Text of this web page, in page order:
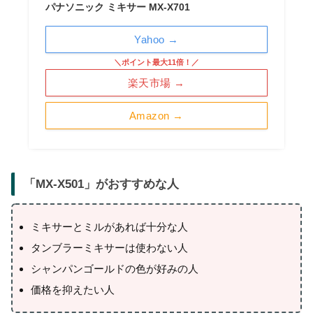
パナソニック ミキサー MX-X701
Amazon →
＼ポイント最大11倍！／
楽天市場 →
Yahoo →
「 MX-X501 」がおすすめな人
ミキサーとミルがあれば十分な人
タンブラーミキサーは使わない人
シャンパンゴールドの色が好みの人
価格を抑えたい人